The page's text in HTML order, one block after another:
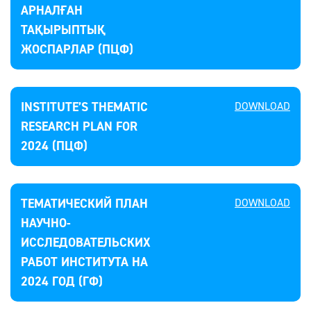
АРНАЛҒАН
ТАҚЫРЫПТЫҚ
ЖОСПАРЛАР (ПЦФ)
INSTITUTE’S THEMATIC
RESEARCH PLAN FOR
2024 (ПЦФ)
DOWNLOAD
ТЕМАТИЧЕСКИЙ ПЛАН
НАУЧНО-
ИССЛЕДОВАТЕЛЬСКИХ
РАБОТ ИНСТИТУТА НА
2024 ГОД (ГФ)
DOWNLOAD